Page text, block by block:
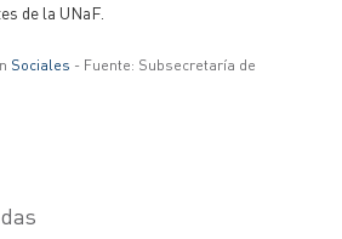
de la UNaF.
Sociales - Fuente: Subsecretaría de